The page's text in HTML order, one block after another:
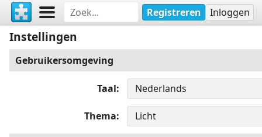
Registreren Inloggen
Instellingen
Gebruikersomgeving
Taal
Thema